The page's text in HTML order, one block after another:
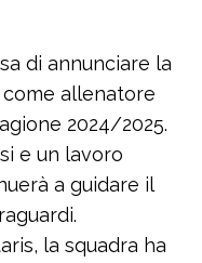
di annunciare la
allenatore
2024/2025.
e un lavoro
a guidare il
la squadra ha